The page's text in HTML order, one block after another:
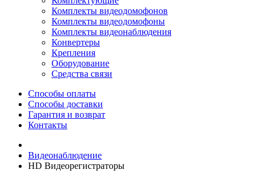
Комплекты видеодомофонов
Комплекты видеодомофоны
Комплекты видеонаблюдения
Конвертеры
Крепления
Оборудование
Средства связи
Способы оплаты
Способы доставки
Гарантия и возврат
Контакты
Видеонаблюдение
HD Видеорегистраторы